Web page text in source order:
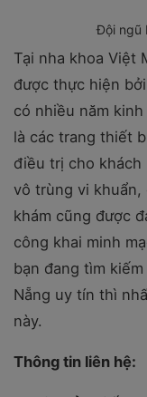
Đội ngũ
Tại nha khoa Việt
được thực hiện
có nhiều năm
là các trang thiết
điều trị cho khách
vô trùng vi khuẩn,
khám cũng được
công khai minh
bạn đang tìm
Nẵng uy tín thì
này.
Thông tin liên hệ: